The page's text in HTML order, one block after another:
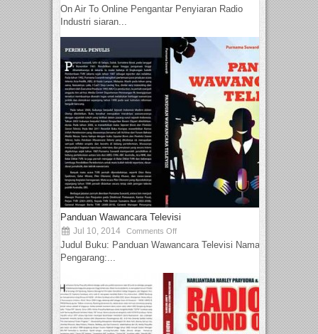
On Air To Online Pengantar Penyiaran Radio
Industri siaran...
Panduan Wawancara Televisi
Jul 10, 2014 Comments Off
Judul Buku: Panduan Wawancara Televisi Nama
Pengarang:...